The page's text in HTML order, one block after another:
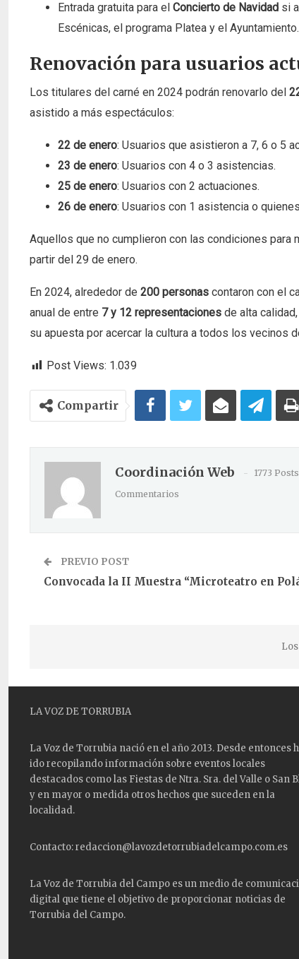
Entrada gratuita para el Concierto de Navidad si
Escénicas, el programa Platea y el Ayuntamiento.
Renovación para usuarios
Los titulares del carné en 2024 podrán renovarlo del
asistido a más espectáculos:
22 de enero: Usuarios que asistieron a 7, 6 o 5
23 de enero: Usuarios con 4 o 3 asistencias.
25 de enero: Usuarios con 2 actuaciones.
26 de enero: Usuarios con 1 asistencia o
Aquellos que no cumplieron con las condiciones
partir del 29 de enero.
En 2024, alrededor de 200 personas contaron con el
anual de entre 7 y 12 representaciones de alta
su apuesta por acercar la cultura a todos los vecinos
Post Views: 1.039
Compartir
Coordinación Web 1773 Posts
Commentarios
PREVIO POST
Convocada la II Muestra “Microteatro en
LA VOZ DE TORRUBIA
La Voz de Torrubia nació en el año 2013. Desde entonces
ido recopilando información sobre eventos locales
destacados como las Fiestas de Ntra. Sra. del Valle o San
y en mayor o medida otros hechos que suceden en la
localidad.
Contacto: redaccion@lavozdetorrubiadelcampo.com.es
La Voz de Torrubia del Campo es un medio de
digital que tiene el objetivo de proporcionar noticias de
Torrubia del Campo.